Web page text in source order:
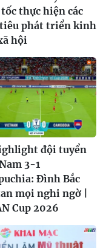
thực hiện các
phát triển kinh
hội
đội tuyển
3-1
Đình Bắc
mọi nghi ngờ |
Cup 2026